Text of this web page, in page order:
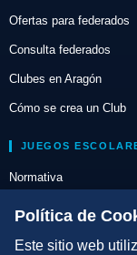
Ofertas para federados
Consulta federados
Clubes en Aragón
Cómo se crea un Club
JUEGOS
Normativa
Escuelas de Triatlón
DIRECCIÓN
Política de
Este sitio web